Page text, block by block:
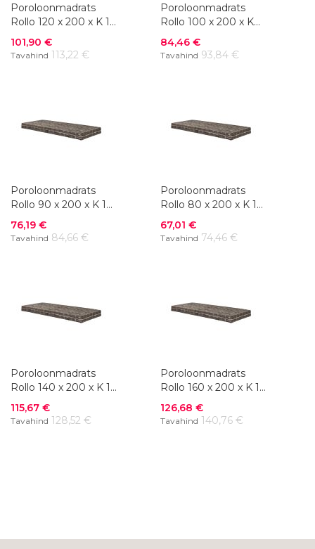
Poroloonmadrats
Rollo 120 x 200 x K 10
cm
Soodushind
101,90 €
Tavahind 113,22 €
Poroloonmadrats
Rollo 100 x 200 x K
10 cm
Soodushind
84,46 €
Tavahind 93,84 €
Poroloonmadrats
Rollo 90 x 200 x K 10
cm
Soodushind
76,19 €
Tavahind 84,66 €
Poroloonmadrats
Rollo 80 x 200 x K 10
cm
Soodushind
67,01 €
Tavahind 74,46 €
Poroloonmadrats
Rollo 140 x 200 x K 10
cm
Soodushind
115,67 €
Tavahind 128,52 €
Poroloonmadrats
Rollo 160 x 200 x K 10
cm
Soodushind
126,68 €
Tavahind 140,76 €